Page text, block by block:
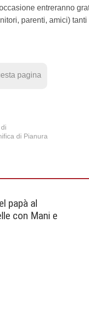
entreranno
parenti, amici)
pagina
di Pianura
papà al
con Mani e